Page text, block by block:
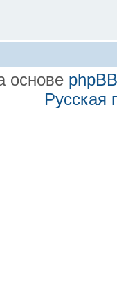
основе phpBB
Русская